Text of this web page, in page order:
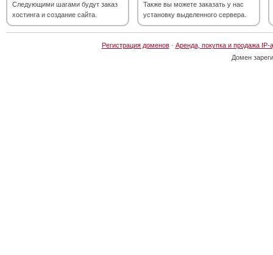
Следующими шагами будут заказ
хостинга и создание сайта.
Также вы можете заказать у нас
установку выделенного сервера.
Регистрация доменов· Аренда, покупка и продажа IP-
Домен